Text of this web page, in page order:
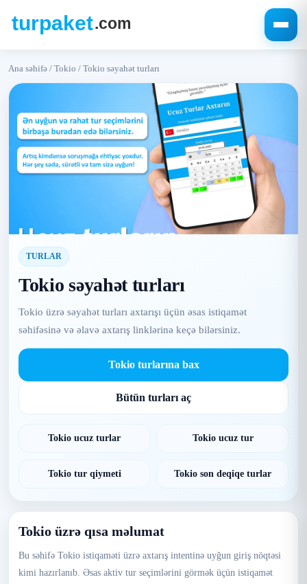
Ana səhifə / Tokio / Tokio səyahət turları
TURLAR
Tokio səyahət turları
Tokio üzrə səyahət turları axtarışı üçün əsas istiqamət
səhifəsinə və əlavə axtarış linklərinə keçə bilərsiniz.
Tokio turlarına bax
Bütün turları aç
Tokio ucuz turlar Tokio ucuz tur
Tokio tur qiymeti Tokio son deqiqe turlar
Tokio üzrə qısa məlumat
Bu səhifə Tokio istiqaməti üzrə axtarış intentinə uyğun giriş nöqtəsi
kimi hazırlanıb. Əsas aktiv tur seçimlərini görmək üçün istiqamət